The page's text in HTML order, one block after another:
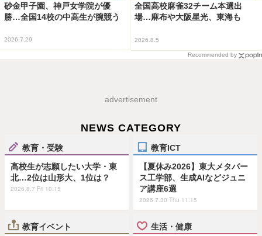
砂金甲子園、神戸女学院が優
勝…全国14校の中高生が腕競う
2026.7.29
全国高校麻雀32チーム本選出
場…麻布や大阪星光、東海も
2026.8.5
Recommended by
advertisement
NEWS CATEGORY
教育・受験
高校生が志願したい大学・東
北…2位は山形大、1位は？
2026.8.7 Fri 10:15
教育ICT
【夏休み2026】東大メタバー
ス工学部、生成AIなどジュニ
ア講座6選
2026.7.30 Thu 11:15
教育イベント 生活・健康